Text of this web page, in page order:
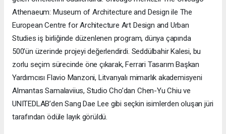
Athenaeum: Museum of Architecture and Design ile The
European Centre for Architecture Art Design and Urban
Studies iş birliğinde düzenlenen program, dünya çapında
500’ün üzerinde projeyi değerlendirdi. Seddülbahir Kalesi, bu
zorlu seçim sürecinde öne çıkarak, Ferrari Tasarım Başkan
Yardımcısı Flavio Manzoni, Litvanyalı mimarlık akademisyeni
Almantas Samalaviius, Studio Cho’dan Chen-Yu Chiu ve
UNITEDLAB’den Sang Dae Lee gibi seçkin isimlerden oluşan jüri
tarafından ödüle layık görüldü.